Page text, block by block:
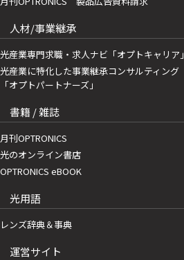
人材/事業継承
光産業専門求職・求人ナビ「オプトキャリア」
光産業に特化した事業継承コンサルティング
「オプトパートナーズ」
書籍 / 雑誌
月刊OPTRONICS
光のオンライン書店
OPTRONICS eBOOK
光用語
レンズ辞典＆事典
運営サイト